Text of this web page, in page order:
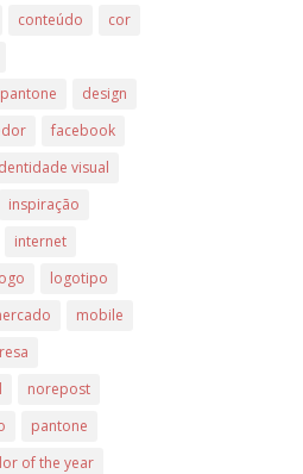
conteúdo
cor
design
facebook
visual
inspiração
internet
logotipo
mobile
norepost
pantone
of the year